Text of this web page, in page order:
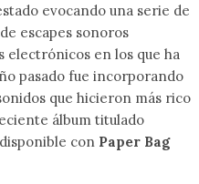
evocando una serie de
escapes sonoros
electrónicos en los que ha
pasado fue incorporando
que hicieron más rico
álbum titulado
con Paper Bag